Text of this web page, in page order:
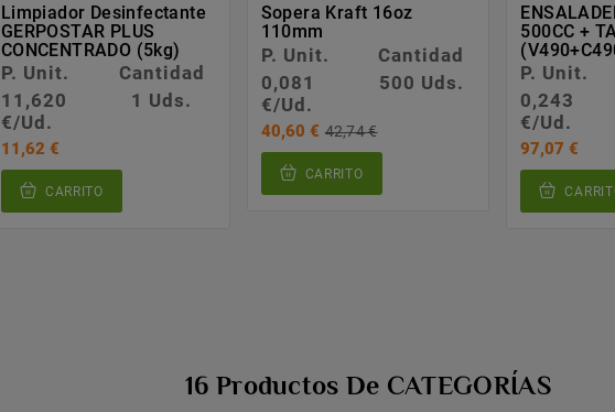
Limpiador Desinfectante
GERPOSTAR PLUS
CONCENTRADO (5kg)
P. Unit.
Cantidad
11,620
€/Ud.
1 Uds.
11,62 €
CARRITO
Sopera Kraft 16oz
110mm
P. Unit.
Cantidad
0,081
€/Ud.
500 Uds.
40,60 € 42,74 €
CARRITO
500CC +
P. Unit.
0,243
€/Ud.
97,07 €
16 Productos De CATEGORÍAS